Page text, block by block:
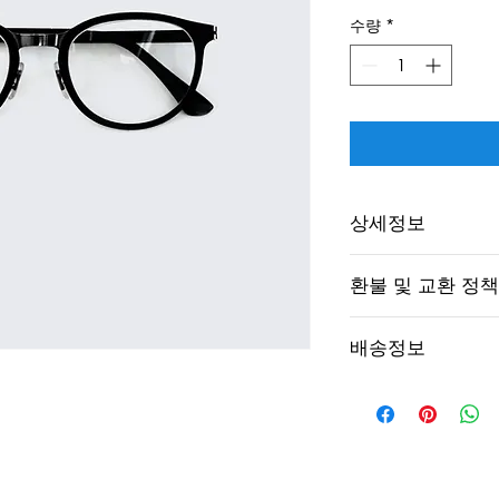
수량 *
상세정보
리방법 등 친절하고
어줍니다. 제품의 어
지 우선순위를 잘 생
환불 및 교환 정책
품 정보를 제공하세
배송정보
한 설명은 소비자들